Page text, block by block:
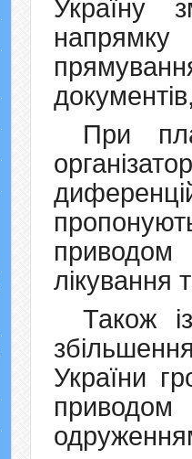
Україну
При
лікування
Також
України